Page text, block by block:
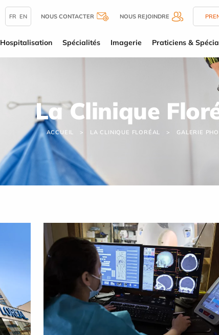
FR EN NOUS CONTACTER NOUS REJOINDRE
Hospitalisation Spécialités Imagerie Praticiens &
La Clinique
ACCUEIL LA CLINIQUE FLORÉAL GALERIE